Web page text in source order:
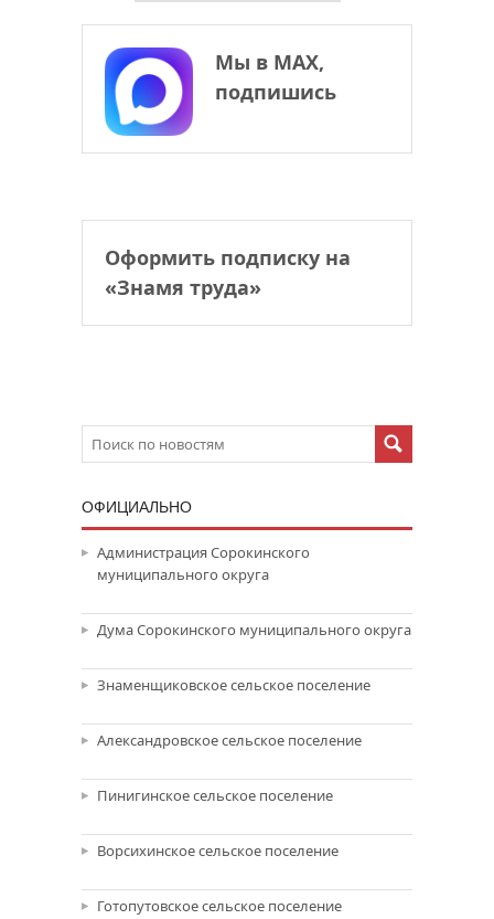
Мы в МАХ,
подпишись
Оформить подписку на
«Знамя труда»
ОФИЦИАЛЬНО
Администрация Сорокинского
муниципального округа
Дума Сорокинского муниципального округа
Знаменщиковское сельское поселение
Александровское сельское поселение
Пинигинское сельское поселение
Ворсихинское сельское поселение
Готопутовское сельское поселение